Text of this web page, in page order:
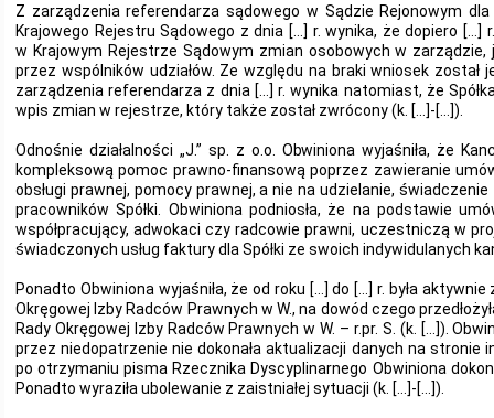
Z zarządzenia referendarza sądowego w Sądzie Rejonowym dla
Krajowego Rejestru Sądowego z dnia […] r. wynika, że dopiero […]
w Krajowym Rejestrze Sądowym zmian osobowych w
przez wspólników udziałów. Ze względu na braki wniosek został
zarządzenia referendarza z dnia […] r. wynika natomiast, że
wpis zmian w rejestrze, który także został zwrócony (k. […]-[…]).
Odnośnie działalności „J.” sp. z o.o. Obwiniona wyjaśniła, że
kompleksową pomoc prawno-finansową poprzez zawieranie
obsługi prawnej, pomocy prawnej, a nie na udzielanie,
pracowników Spółki. Obwiniona podniosła, że na podstawie
współpracujący, adwokaci czy radcowie prawni, uczestniczą w
świadczonych usług faktury dla Spółki ze swoich indywidulanych
Ponadto Obwiniona wyjaśniła, że od roku […] do […] r. była
Okręgowej Izby Radców Prawnych w W., na dowód czego
Rady Okręgowej Izby Radców Prawnych w W. – r.pr. S. (k. […]).
przez niedopatrzenie nie dokonała aktualizacji danych na stronie
po otrzymaniu pisma Rzecznika Dyscyplinarnego Obwiniona
Ponadto wyraziła ubolewanie z zaistniałej sytuacji (k. […]-[…]).